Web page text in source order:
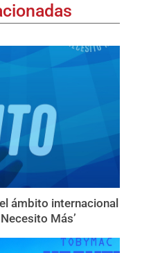
ámbito internacional
Más’